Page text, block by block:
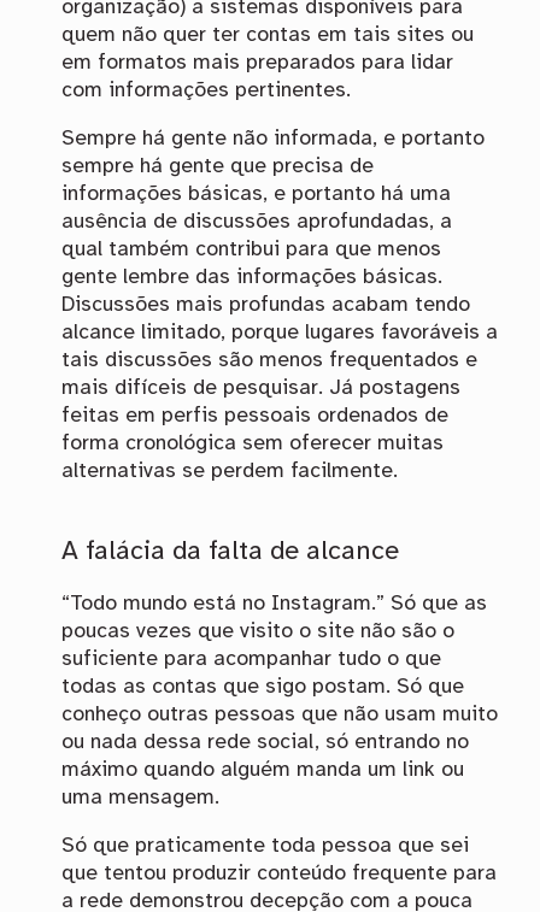
organização) a sistemas disponíveis para
quem não quer ter contas em tais sites ou
em formatos mais preparados para lidar
com informações pertinentes.
Sempre há gente não informada, e portanto
sempre há gente que precisa de
informações básicas, e portanto há uma
ausência de discussões aprofundadas, a
qual também contribui para que menos
gente lembre das informações básicas.
Discussões mais profundas acabam tendo
alcance limitado, porque lugares favoráveis a
tais discussões são menos frequentados e
mais difíceis de pesquisar. Já postagens
feitas em perfis pessoais ordenados de
forma cronológica sem oferecer muitas
alternativas se perdem facilmente.
A falácia da falta de alcance
“Todo mundo está no Instagram.” Só que as
poucas vezes que visito o site não são o
suficiente para acompanhar tudo o que
todas as contas que sigo postam. Só que
conheço outras pessoas que não usam muito
ou nada dessa rede social, só entrando no
máximo quando alguém manda um link ou
uma mensagem.
Só que praticamente toda pessoa que sei
que tentou produzir conteúdo frequente para
a rede demonstrou decepção com a pouca